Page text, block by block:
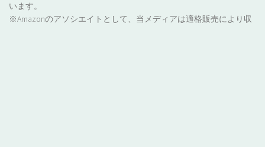
います。
※Amazonのアソシエイトとして、当メディアは適格販売により収